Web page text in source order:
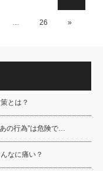
… 26 »
とは？
の行為”は危険で…
なに痛い？